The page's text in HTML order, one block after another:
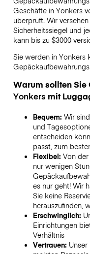
Geschäfte in Yonkers
überprüft. Wir
Sicherheitssiegel und
kann bis zu $3000
Sie werden in Yonkers
Warum sollten
Yonkers mit
Bequem: Wir
und
entscheiden
passt, zum
Flexibel: Von
nur wenigen
es nur geht! Wir
Sie keine
herauszufinden,
Erschwinglich:
Einrichtungen
Verhältnis
Vertrauen: